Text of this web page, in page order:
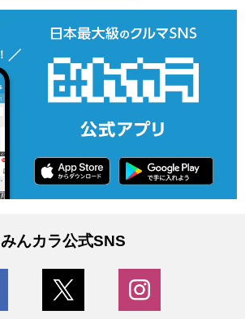
みんカラ公式SNS